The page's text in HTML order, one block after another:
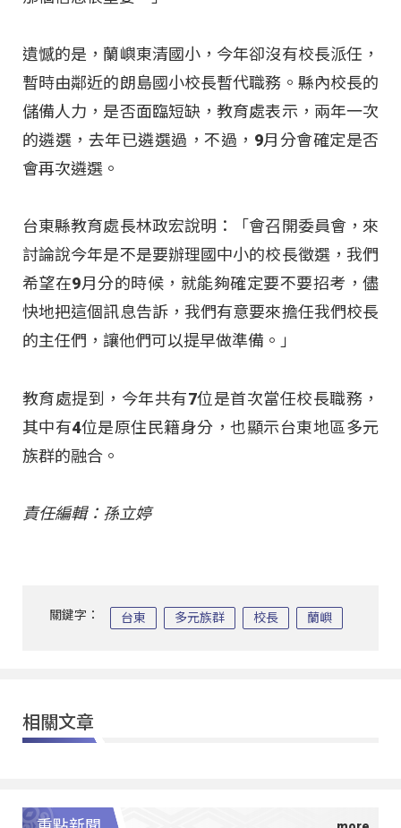
遺憾的是，蘭嶼東清國小，今年卻沒有校長派任，
暫時由鄰近的朗島國小校長暫代職務。縣內校長的
儲備人力，是否面臨短缺，教育處表示，兩年一次
的遴選，去年已遴選過，不過，9月分會確定是否
會再次遴選。
台東縣教育處長林政宏說明：「會召開委員會，來
討論說今年是不是要辦理國中小的校長徵選，我們
希望在9月分的時候，就能夠確定要不要招考，儘
快地把這個訊息告訴，我們有意要來擔任我們校長
的主任們，讓他們可以提早做準備。」
教育處提到，今年共有7位是首次當任校長職務，
其中有4位是原住民籍身分，也顯示台東地區多元
族群的融合。
責任編輯：孫立婷
關鍵字： 台東 多元族群 校長 蘭嶼
相關文章